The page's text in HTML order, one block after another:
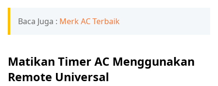
Baca Juga : Merk AC Terbaik
Matikan Timer AC Menggunakan
Remote Universal